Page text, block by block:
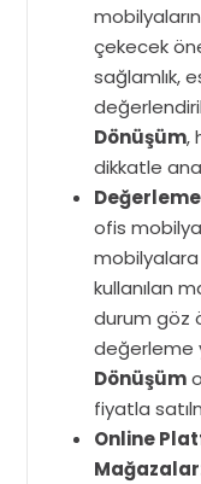
çekecek
sağlamlık,
Dönüşüm,
dikkatle
ofis
kullanılan
durum göz
değerleme
Dönüşüm
fiyatla
Online